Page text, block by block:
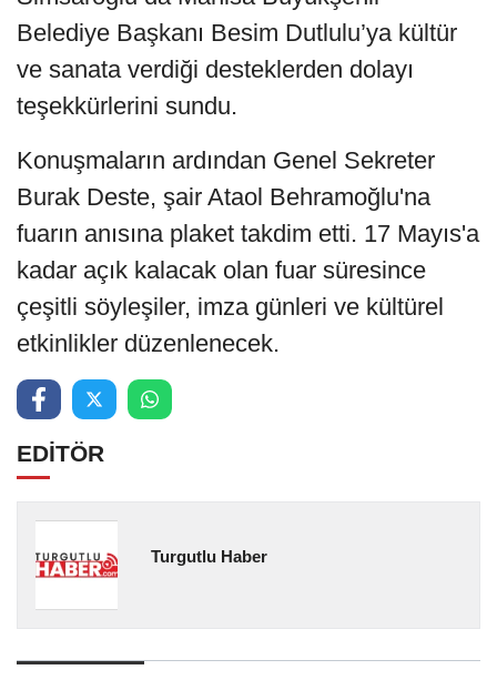
Belediye Başkanı Besim Dutlulu’ya kültür
ve sanata verdiği desteklerden dolayı
teşekkürlerini sundu.
Konuşmaların ardından Genel Sekreter
Burak Deste, şair Ataol Behramoğlu'na
fuarın anısına plaket takdim etti. 17 Mayıs'a
kadar açık kalacak olan fuar süresince
çeşitli söyleşiler, imza günleri ve kültürel
etkinlikler düzenlenecek.
EDİTÖR
Turgutlu Haber